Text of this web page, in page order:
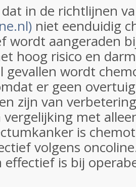
in de richtlijnen
niet eenduidig
wordt aangeraden
hoog risico en
gevallen wordt
er geen
zijn van
vergelijking met
is
volgens
effectief is bij